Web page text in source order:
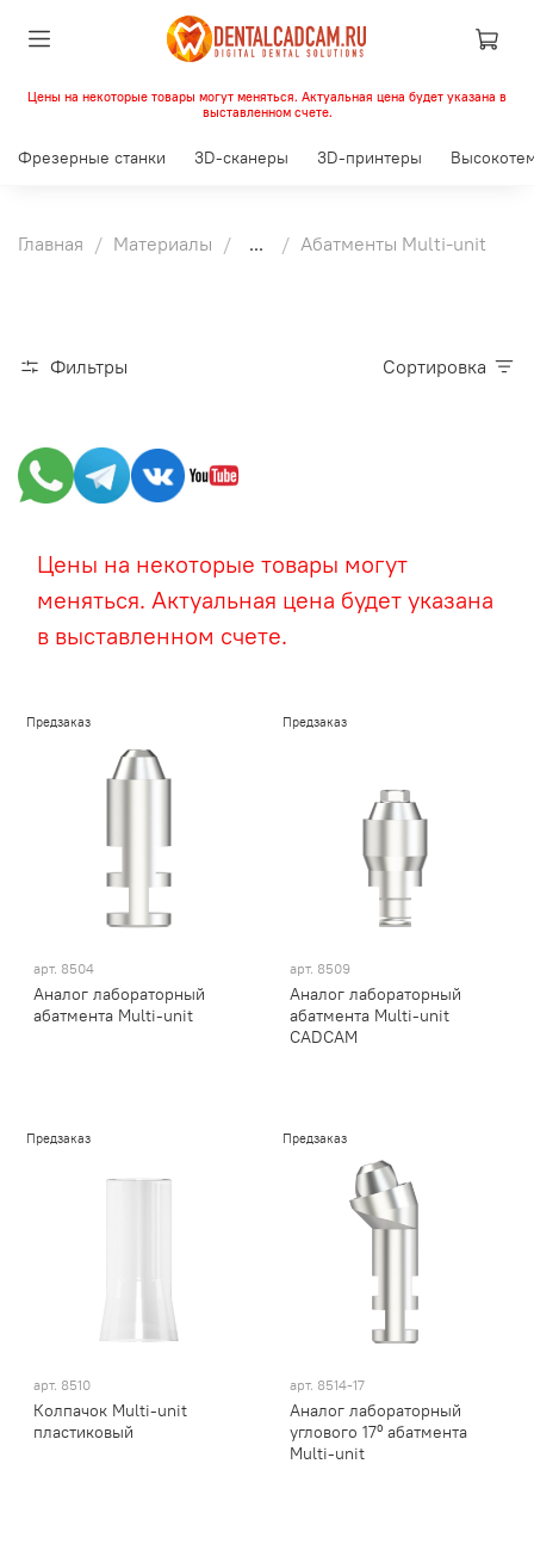
Цены на некоторые товары могут меняться. Актуальная цена будет указана в
выставленном счете.
Фрезерные станки 3D-сканеры 3D-принтеры
Главная Материалы ... Абатменты Multi-unit
Фильтры Сортировка
Цены на некоторые товары могут
меняться. Актуальная цена будет указана
в выставленном счете.
Предзаказ
арт. 8504
Аналог лабораторный
абатмента Multi-unit
Предзаказ
арт. 8509
Аналог лабораторный
абатмента Multi-unit
CADCAM
Предзаказ
арт. 8510
Колпачок Multi-unit
пластиковый
Предзаказ
арт. 8514-17
Аналог лабораторный
углового 17⁰ абатмента
Multi-unit